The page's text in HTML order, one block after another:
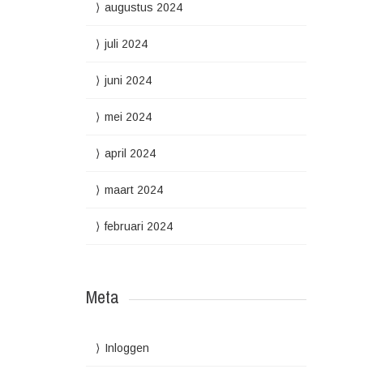
augustus 2024
juli 2024
juni 2024
mei 2024
april 2024
maart 2024
februari 2024
Meta
Inloggen